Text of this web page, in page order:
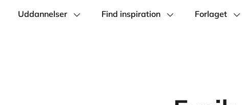
Uddannelser Find inspiration Forlaget